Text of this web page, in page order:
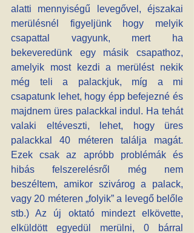
alatti mennyiségű levegővel, éjszakai
merülésnél figyeljünk hogy melyik
csapattal vagyunk, mert ha
bekeveredünk egy másik csapathoz,
amelyik most kezdi a merülést nekik
még teli a palackjuk, míg a mi
csapatunk lehet, hogy épp befejezné és
majdnem üres palackkal indul. Ha tehát
valaki eltéveszti, lehet, hogy üres
palackkal 40 méteren találja magát.
Ezek csak az apróbb problémák és
hibás felszerelésről még nem
beszéltem, amikor szivárog a palack,
vagy 20 méteren „folyik” a levegő belőle
stb.) Az új oktató mindezt elkövette,
elküldött egyedül merülni, 0 bárral